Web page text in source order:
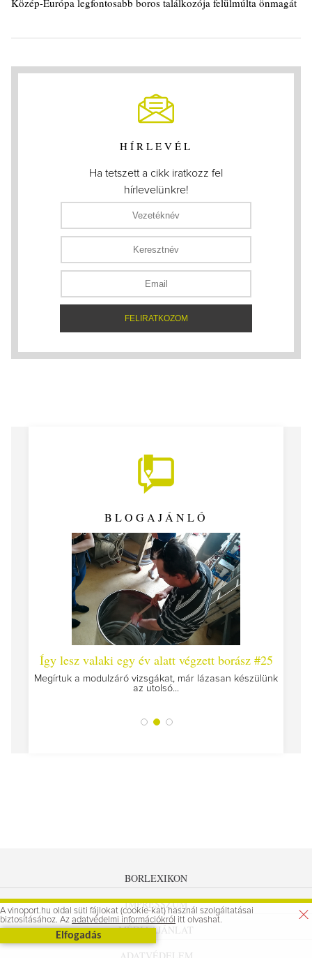
Közép-Európa legfontosabb boros találkozója felülmúlta önmagát
HÍRLEVÉL
Ha tetszett a cikk iratkozz fel
hírlevelünkre!
BLOGAJÁNLÓ
Így lesz valaki egy év alatt végzett borász #25
Megírtuk a modulzáró vizsgákat, már lázasan készülünk
az utolsó...
BORLEXIKON
IMPRESSZUM
MÉDIAAJÁNLAT
A vinoport.hu oldal süti fájlokat (cookie-kat) használ szolgáltatásai
biztosításához. Az adatvédelmi információkról itt olvashat.
Elfogadás